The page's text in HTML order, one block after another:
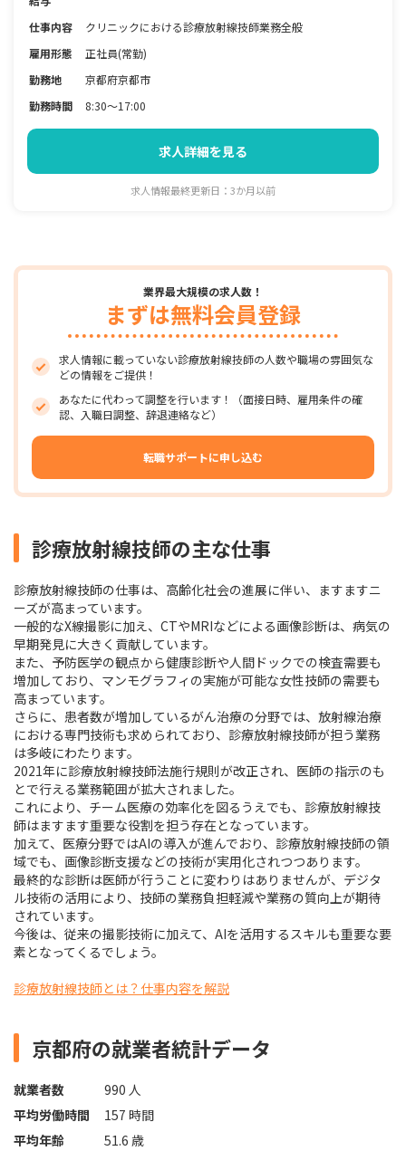
仕事内容
クリニックにおける診療放射線技師業務全般
雇用形態
正社員(常勤)
勤務地
京都府京都市
勤務時間
8:30～17:00
求人詳細を見る
求人情報最終更新日：3か月以前
業界最大規模の求人数！
まずは無料会員登録
求人情報に載っていない診療放射線技師の人数や職場の雰囲気な
どの情報をご提供！
あなたに代わって調整を行います！（面接日時、雇用条件の確
認、入職日調整、辞退連絡など）
転職サポートに申し込む
診療放射線技師の主な仕事
診療放射線技師の仕事は、高齢化社会の進展に伴い、ますますニ
ーズが高まっています。
一般的なX線撮影に加え、CTやMRIなどによる画像診断は、病気の
早期発見に大きく貢献しています。
また、予防医学の観点から健康診断や人間ドックでの検査需要も
増加しており、マンモグラフィの実施が可能な女性技師の需要も
高まっています。
さらに、患者数が増加しているがん治療の分野では、放射線治療
における専門技術も求められており、診療放射線技師が担う業務
は多岐にわたります。
2021年に診療放射線技師法施行規則が改正され、医師の指示のも
とで行える業務範囲が拡大されました。
これにより、チーム医療の効率化を図るうえでも、診療放射線技
師はますます重要な役割を担う存在となっています。
加えて、医療分野ではAIの導入が進んでおり、診療放射線技師の領
域でも、画像診断支援などの技術が実用化されつつあります。
最終的な診断は医師が行うことに変わりはありませんが、デジタ
ル技術の活用により、技師の業務負担軽減や業務の質向上が期待
されています。
今後は、従来の撮影技術に加えて、AIを活用するスキルも重要な要
素となってくるでしょう。
診療放射線技師とは？仕事内容を解説
京都府の就業者統計データ
就業者数
990 人
平均労働時間
157 時間
平均年齢
51.6 歳